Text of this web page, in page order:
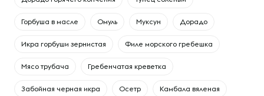
Горбуша в масле Омуль Муксун Дорадо
Икра горбуши зернистая Филе морского гребешка
Мясо трубача Гребенчатая креветка
Забойная черная икра Осетр Камбала вяленая